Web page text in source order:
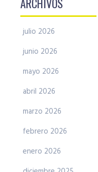
julio 2026
junio 2026
mayo 2026
abril 2026
marzo 2026
febrero 2026
enero 2026